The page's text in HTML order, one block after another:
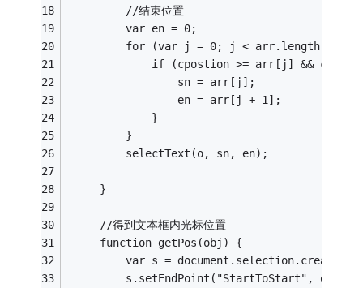
         //结束位置
         var en = 0;
for (var j = 0; j < arr.length-1;
if (cpostion >= arr[j] &&
                 sn = arr[j];
                 en = arr[j + 1];
             }
         }
         selectText(o, sn, en);
     }
     //得到文本框内光标位置
     function getPos(obj) {
var s =
s.setEndPoint("StartToStart",